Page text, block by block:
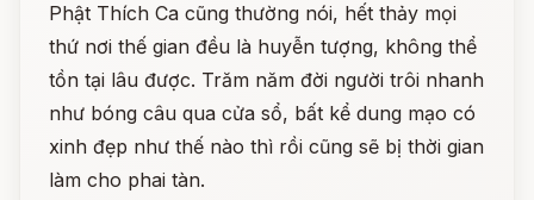
Phật Thích Ca cũng thường nói, hết thảy mọi
thứ nơi thế gian đều là huyễn tượng, không thể
tồn tại lâu được. Trăm năm đời người trôi nhanh
như bóng câu qua cửa sổ, bất kể dung mạo có
xinh đẹp như thế nào thì rồi cũng sẽ bị thời gian
làm cho phai tàn.